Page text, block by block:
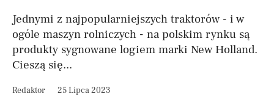
Jednymi z najpopularniejszych traktorów - i w
ogóle maszyn rolniczych - na polskim rynku są
produkty sygnowane logiem marki New Holland.
Cieszą się...
Redaktor 25 Lipca 2023